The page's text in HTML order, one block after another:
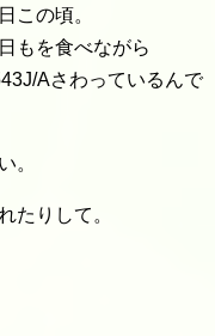
この頃。
もを食べながら
Aさわっているんで
。
たりして。